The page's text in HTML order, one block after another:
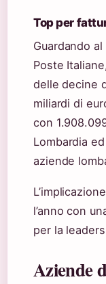
Top per
Guardando
Poste
delle decine
miliardi di
con
Lombardia
aziende
l’anno con
per la
Aziende